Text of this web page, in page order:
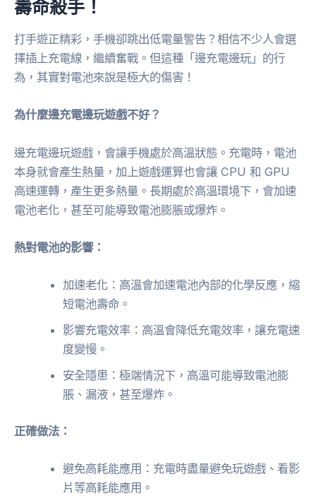
壽命殺手！
打手遊正精彩，手機卻跳出低電量警告？相信不少人會選
擇插上充電線，繼續奮戰。但這種「邊充電邊玩」的行
為，其實對電池來說是極大的傷害！
為什麼邊充電邊玩遊戲不好？
邊充電邊玩遊戲，會讓手機處於高溫狀態。充電時，電池
本身就會產生熱量，加上遊戲運算也會讓 CPU 和 GPU
高速運轉，產生更多熱量。長期處於高溫環境下，會加速
電池老化，甚至可能導致電池膨脹或爆炸。
熱對電池的影響：
加速老化：高溫會加速電池內部的化學反應，縮
短電池壽命。
影響充電效率：高溫會降低充電效率，讓充電速
度變慢。
安全隱患：極端情況下，高溫可能導致電池膨
脹、漏液，甚至爆炸。
正確做法：
避免高耗能應用：充電時盡量避免玩遊戲、看影
片等高耗能應用。